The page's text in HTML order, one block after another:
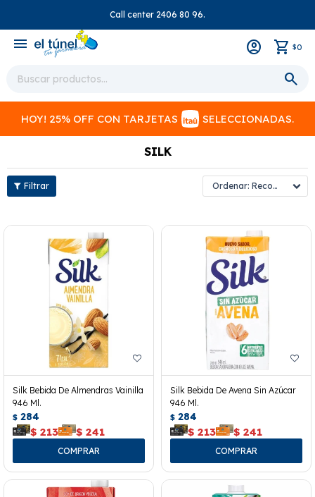
Call center 2406 80 96.
menu $0
HOY! 25% OFF CON TARJETAS SELECCIONADAS.
SILK
Recomendados
Silk Bebida De Almendras Vainilla
946 Ml.
$ 284
$ 213 $ 241
Silk Bebida De Avena Sin Azúcar
946 Ml.
$ 284
$ 213 $ 241
close